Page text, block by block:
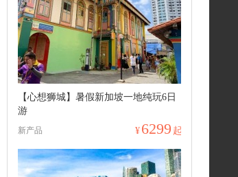
【心想狮城】暑假新加坡一地纯玩6日
游
新产品 ¥ 6299 起